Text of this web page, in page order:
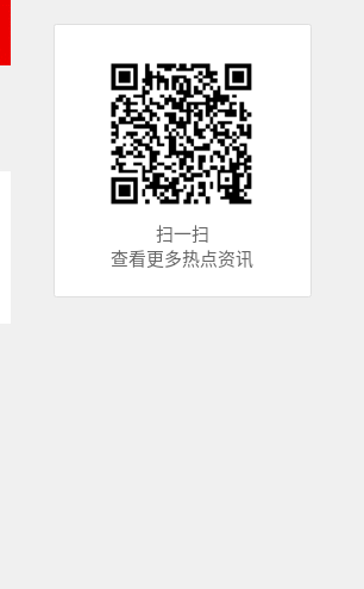
扫一扫
查看更多热点资讯